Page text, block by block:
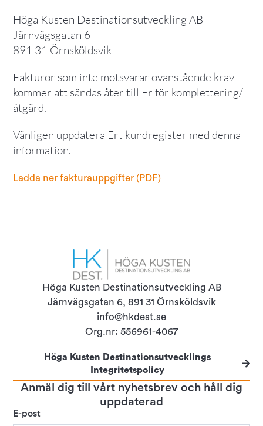
Höga Kusten Destinationsutveckling AB
Järnvägsgatan 6
891 31 Örnsköldsvik
Fakturor som inte motsvarar ovanstående krav
kommer att sändas åter till Er för komplettering/
åtgärd.
Vänligen uppdatera Ert kundregister med denna
information.
Ladda ner fakturauppgifter (PDF)
Höga Kusten Destinationsutveckling AB
Järnvägsgatan 6, 891 31 Örnsköldsvik
info@hkdest.se
Org.nr: 556961-4067
Höga Kusten Destinationsutvecklings
Integritetspolicy
Anmäl dig till vårt nyhetsbrev och håll dig
uppdaterad
E-post